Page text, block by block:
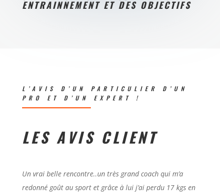
ENTRAINNEMENT ET DES OBJECTIFS
L’AVIS D’UN PARTICULIER D’UN
PRO ET D’UN EXPERT !
LES AVIS CLIENT
Un vrai belle rencontre..un très grand coach qui m’a
redonné goût au sport et grâce à lui j’ai perdu 17 kgs en